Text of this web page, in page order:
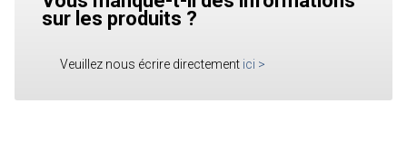
sur les produits ?
Veuillez nous écrire directement ici >